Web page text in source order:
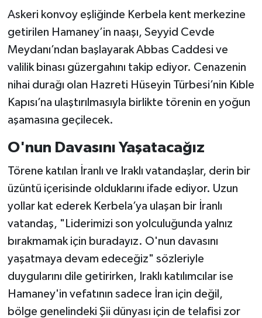
Askeri konvoy eşliğinde Kerbela kent merkezine
getirilen Hamaney’in naaşı, Seyyid Cevde
Meydanı’ndan başlayarak Abbas Caddesi ve
valilik binası güzergahını takip ediyor. Cenazenin
nihai durağı olan Hazreti Hüseyin Türbesi’nin Kıble
Kapısı’na ulaştırılmasıyla birlikte törenin en yoğun
aşamasına geçilecek.
O'nun Davasını Yaşatacağız
Törene katılan İranlı ve Iraklı vatandaşlar, derin bir
üzüntü içerisinde olduklarını ifade ediyor. Uzun
yollar kat ederek Kerbela’ya ulaşan bir İranlı
vatandaş, "Liderimizi son yolculuğunda yalnız
bırakmamak için buradayız. O'nun davasını
yaşatmaya devam edeceğiz" sözleriyle
duygularını dile getirirken, Iraklı katılımcılar ise
Hamaney'in vefatının sadece İran için değil,
bölge genelindeki Şii dünyası için de telafisi zor